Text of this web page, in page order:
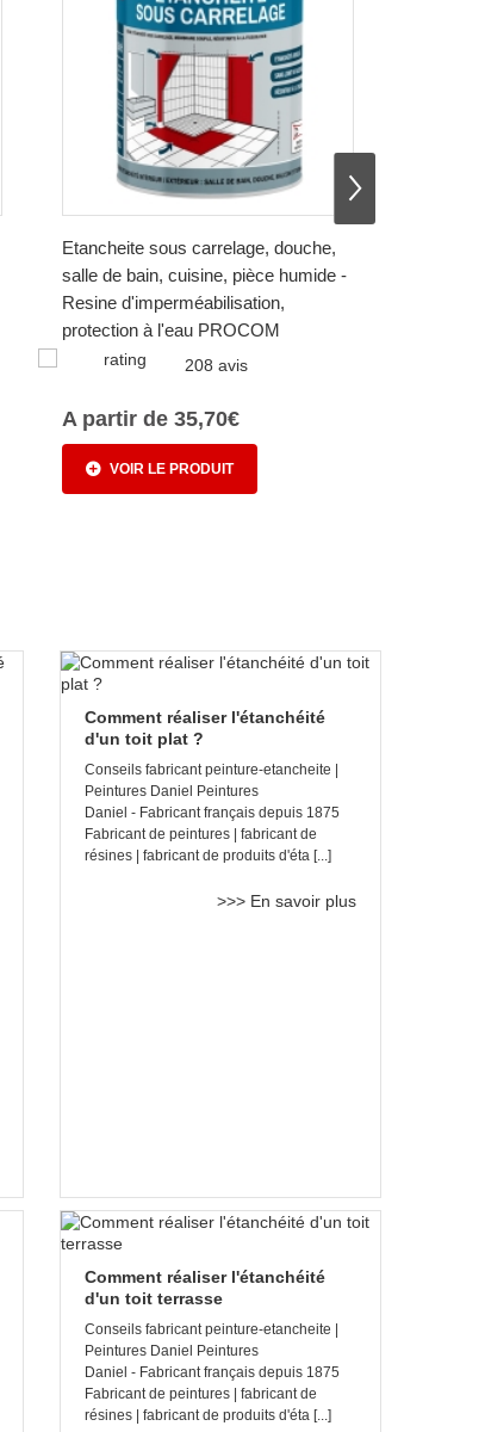
Etancheite sous carrelage, douche,
salle de bain, cuisine, pièce humide -
Resine d'imperméabilisation,
protection à l'eau PROCOM
208 avis
A partir de 35,70€
VOIR LE PRODUIT
⇨
Comment réaliser l'étanchéité
d'un toit plat ?
Conseils fabricant peinture-etancheite |
Peintures Daniel Peintures
Daniel - Fabricant français depuis 1875
Fabricant de peintures | fabricant de
résines | fabricant de produits d'éta [...]
>>> En savoir plus
Comment réaliser l'étanchéité
d'un toit terrasse
Conseils fabricant peinture-etancheite |
Peintures Daniel Peintures
Daniel - Fabricant français depuis 1875
Fabricant de peintures | fabricant de
résines | fabricant de produits d'éta [...]